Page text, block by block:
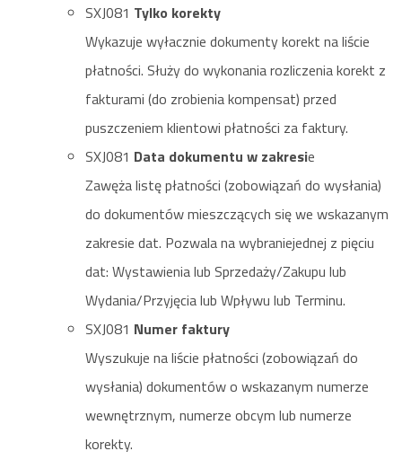
SXJ081 Tylko korekty
Wykazuje wyłacznie dokumenty korekt na liście
płatności. Służy do wykonania rozliczenia korekt z
fakturami (do zrobienia kompensat) przed
puszczeniem klientowi płatności za faktury.
SXJ081 Data dokumentu w zakresie
Zawęża listę płatności (zobowiązań do wysłania)
do dokumentów mieszczących się we wskazanym
zakresie dat. Pozwala na wybraniejednej z pięciu
dat: Wystawienia lub Sprzedaży/Zakupu lub
Wydania/Przyjęcia lub Wpływu lub Terminu.
SXJ081 Numer faktury
Wyszukuje na liście płatności (zobowiązań do
wysłania) dokumentów o wskazanym numerze
wewnętrznym, numerze obcym lub numerze
korekty.